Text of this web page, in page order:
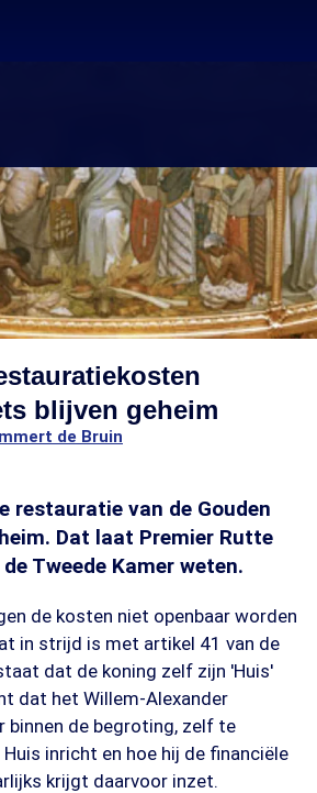
blijven geheim
de Bruin
restauratie van de Gouden
Dat laat Premier Rutte
Tweede Kamer weten.
de kosten niet openbaar worden
in strijd is met artikel 41 van de
dat de koning zelf zijn 'Huis'
dat het Willem-Alexander
binnen de begroting, zelf te
inricht en hoe hij de financiële
krijgt daarvoor inzet.